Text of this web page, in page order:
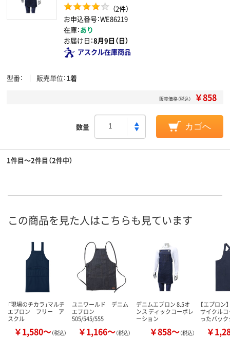
（2件）
お申込番号：WE86219
在庫：あり
お届け日：8月9日（日）
アスクル在庫商品
型番 販売単位 1着
販売価格（税込） ￥858
数量 カゴへ
1件目～2件目（2件中）
この商品を見た人はこちらも見ています
「現場のチカラ」マルチ
エプロン フリー ア
スクル
￥1,580～（税込）
ユニワールド デニム
エプロン
505/545/555
￥1,166～（税込）
デニムエプロン 8.5オ
ンス ディックコーポレ
ーション
￥858～（税込）
【エプロ
サイクル
ったバッ
￥